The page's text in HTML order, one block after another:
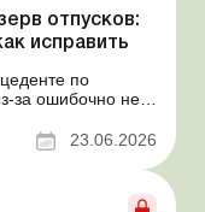
отпусков:
исправить
по
за ошибочно не
риски.
и судебная
с
23.06.2026